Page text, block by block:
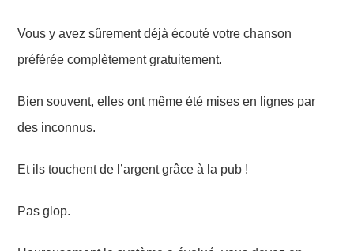
Vous y avez sûrement déjà écouté votre chanson
préférée complètement gratuitement.
Bien souvent, elles ont même été mises en lignes par
des inconnus.
Et ils touchent de l’argent grâce à la pub !
Pas glop.